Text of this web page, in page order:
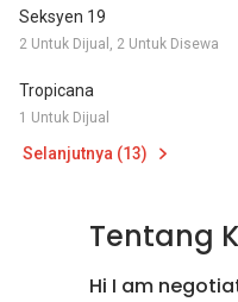
Seksyen 19
2 Untuk Dijual, 2 Untuk Disewa
Tropicana
1 Untuk Dijual
Selanjutnya (13)
Tentang
Hi I am